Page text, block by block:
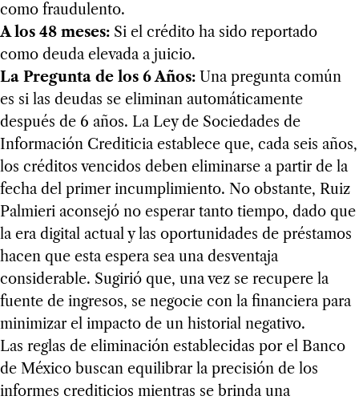
como fraudulento.
A los 48 meses: Si el crédito ha sido reportado
como deuda elevada a juicio.
La Pregunta de los 6 Años: Una pregunta común
es si las deudas se eliminan automáticamente
después de 6 años. La Ley de Sociedades de
Información Crediticia establece que, cada seis años,
los créditos vencidos deben eliminarse a partir de la
fecha del primer incumplimiento. No obstante, Ruiz
Palmieri aconsejó no esperar tanto tiempo, dado que
la era digital actual y las oportunidades de préstamos
hacen que esta espera sea una desventaja
considerable. Sugirió que, una vez se recupere la
fuente de ingresos, se negocie con la financiera para
minimizar el impacto de un historial negativo.
Las reglas de eliminación establecidas por el Banco
de México buscan equilibrar la precisión de los
informes crediticios mientras se brinda una